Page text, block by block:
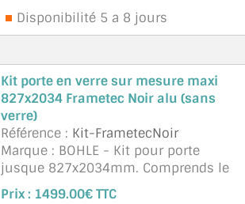
Disponibilité 5 a 8 jours
Kit porte en verre sur mesure maxi
827x2034 Frametec Noir alu (sans
verre)
Référence : Kit-FrametecNoir
Marque : BOHLE - Kit pour porte
jusque 827x2034mm. Comprends le
bati, les paumelles ref. BO5206662 et
Prix : 1499.00€ TTC